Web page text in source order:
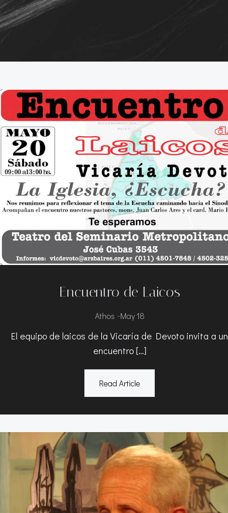
Encuentro de Laicos
Athos -May 18
El equipo de laicos de la Vicaría de Devoto invita a un
encuentro […]
Read Article